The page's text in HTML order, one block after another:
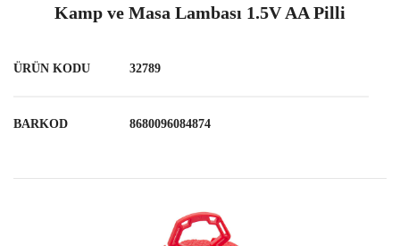
Kamp ve Masa Lambası 1.5V AA Pilli
ÜRÜN KODU 32789
BARKOD 8680096084874